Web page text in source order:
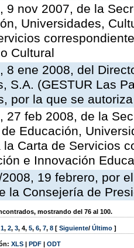
9 nov 2007, de la
Universidades,
Cultural
8 ene 2008, del
S.A. (GESTUR Las
por la que se
27 feb 2008, de la
Educación,
la Carta de Servicios
e Innovación
19 febrero, por
la Consejería de
mostrando del 76 al 100.
1, 2, 3, 4, 5, 6, 7, 8 [ Siguiente/ Último ]
XLS | PDF | ODT